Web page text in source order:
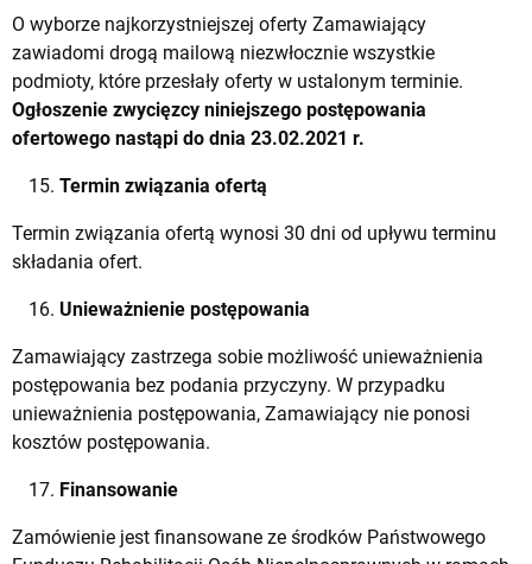
O wyborze najkorzystniejszej oferty Zamawiający
zawiadomi drogą mailową niezwłocznie wszystkie
podmioty, które przesłały oferty w ustalonym terminie.
Ogłoszenie zwycięzcy niniejszego postępowania
ofertowego nastąpi do dnia 23.02.2021 r.
Termin związania ofertą
Termin związania ofertą wynosi 30 dni od upływu terminu
składania ofert.
Unieważnienie postępowania
Zamawiający zastrzega sobie możliwość unieważnienia
postępowania bez podania przyczyny. W przypadku
unieważnienia postępowania, Zamawiający nie ponosi
kosztów postępowania.
Finansowanie
Zamówienie jest finansowane ze środków Państwowego